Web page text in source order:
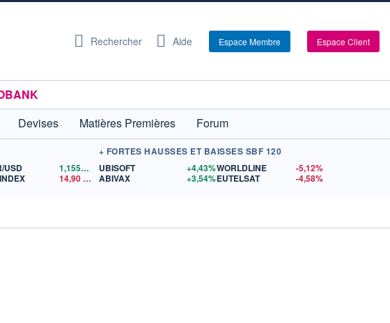
Rechercher Aide Espace Membre Espace Client
Devises Matières Premières
Forum
USD 1,1559$US
14,90
+ FORTES HAUSSES ET BAISSES SBF 120
UBISOFT
+4,43%
ABIVAX
+3,54%
WORLDLINE
-5,12%
EUTELSAT
-4,58%